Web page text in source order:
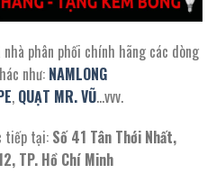
nhà phân phối chính hãng các dòng
như: NAMLONG
, QUẠT MR. VŨ…vvv.
tiếp tại: Số 41 Tân Thới Nhất,
TP. Hồ Chí Minh